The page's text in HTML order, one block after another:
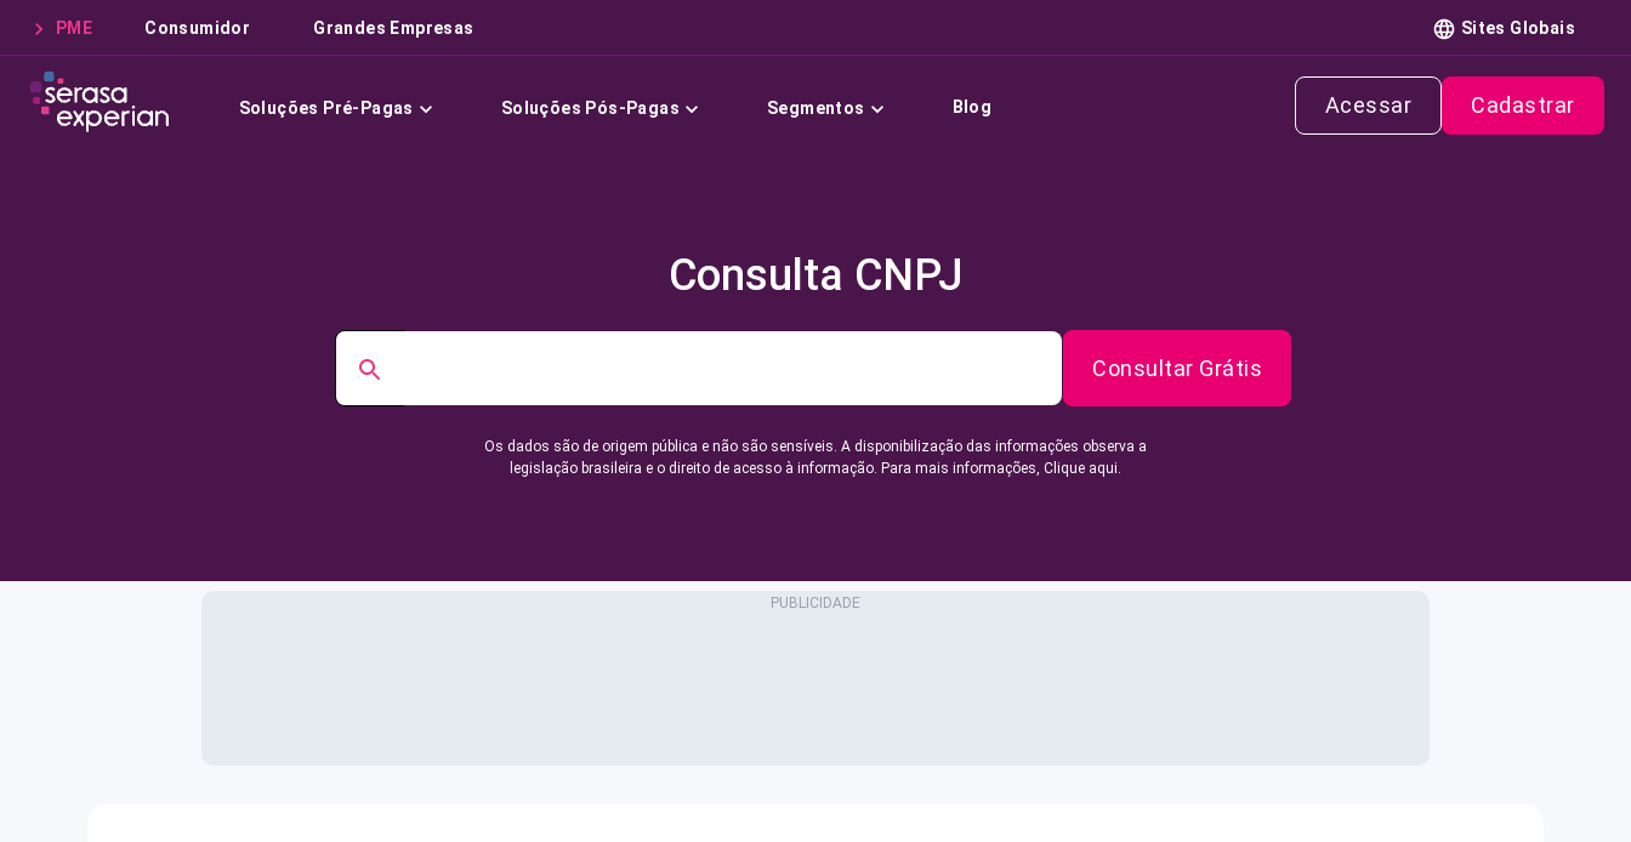
PME Consumidor Grandes Empresas Sites Globais
Soluções Pré-Pagas Soluções Pós-Pagas Segmentos Blog Acessar Cadastrar
Consulta CNPJ
Consultar Grátis
Os dados são de origem pública e não são sensíveis. A disponibilização das informações observa a
legislação brasileira e o direito de acesso à informação. Para mais informações, Clique aqui.